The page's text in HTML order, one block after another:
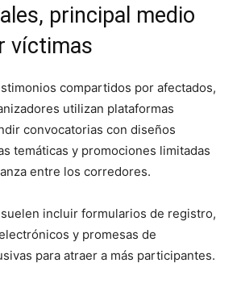
principal medio
víctimas
compartidos por afectados,
utilizan plataformas
convocatorias con diseños
temáticas y promociones limitadas
entre los corredores.
incluir formularios de registro,
y promesas de
para atraer a más participantes.